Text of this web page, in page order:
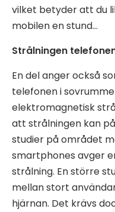
vilket betyder att du
mobilen en stund…
Strålningen
En del anger också
telefonen i
elektromagnetisk
att strålningen kan
studier på området
smartphones avger
strålning. En större
mellan stort
hjärnan. Det krävs